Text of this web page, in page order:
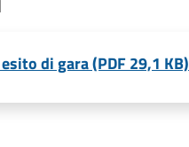
di gara (PDF 29,1 KB)